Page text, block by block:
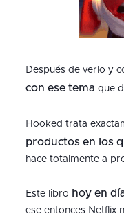
Después de verlo y
con ese tema que
Hooked trata
productos en los
hace totalmente a
Este libro hoy en
ese entonces Netflix